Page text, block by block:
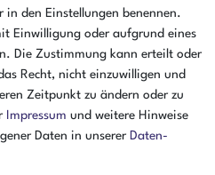
den Einstellungen benennen.
Einwilligung oder aufgrund eines
Die Zustimmung kann erteilt oder
Recht, nicht einzuwilligen und
Zeitpunkt zu ändern oder zu
Impressum und weitere Hinweise
Daten in unserer Daten­